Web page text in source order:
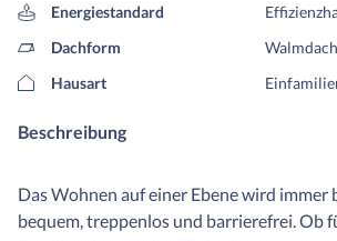
Energiestandard
Dachform
Walmdach
Hausart
Beschreibung
Das Wohnen auf einer Ebene wird immer
bequem, treppenlos und barrierefrei. Ob